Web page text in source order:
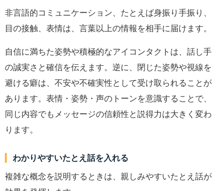
非言語的コミュニケーション、たとえば身振り手振り、
目の接触、表情は、言葉以上の情報を相手に届けます。
自信に満ちた姿勢や積極的なアイコンタクトは、話し手
の誠実さと確信を伝えます。逆に、閉じた姿勢や視線を
避ける癖は、不安や不確実性として受け取られることが
あります。表情・姿勢・声のトーンを意識することで、
同じ内容でもメッセージの信頼性と説得力は大きく変わ
ります。
わかりやすいたとえ話を入れる
複雑な概念を説明するときは、親しみやすいたとえ話が